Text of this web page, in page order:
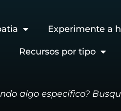
Experimente a
Recursos por tipo
algo específico?